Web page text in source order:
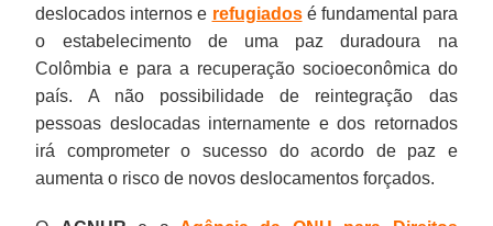
deslocados internos e refugiadosé fundamental para
o estabelecimento de uma paz duradoura na
Colômbia e para a recuperação socioeconômica do
país. A não possibilidade de reintegração das
pessoas deslocadas internamente e dos retornados
irá comprometer o sucesso do acordo de paz e
aumenta o risco de novos deslocamentos forçados.